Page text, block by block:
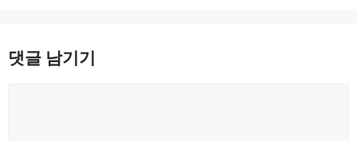
댓글 남기기